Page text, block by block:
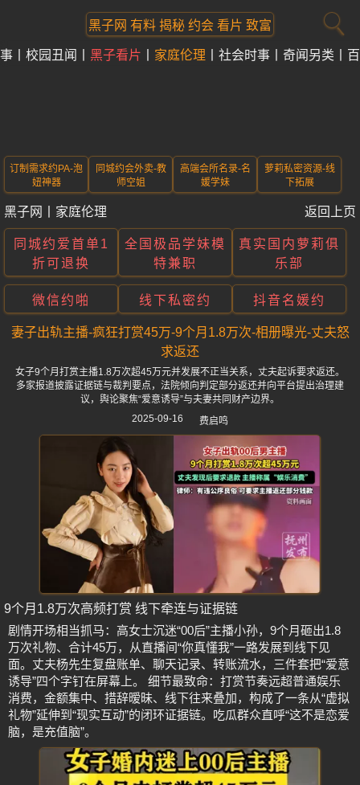
黑子网 有料 揭秘 约会 看片 致富
校园丑闻 黑子看片 家庭伦理 社会时事 奇闻另类
订制需求约PA-泡
妞神器
同城约会外卖-教
师空姐
高端会所名录-名
媛学妹
萝莉私密资源-线
下拓展
黑子网 家庭伦理 返回上页
同城约爱首单1
折可退换
全国极品学妹模
特兼职
真实国内萝莉俱
乐部
微信约啪 线下私密约 抖音名媛约
妻子出轨主播-疯狂打赏45万-9个月1.8万次-相册曝光-丈夫怒
求返还
女子9个月打赏主播1.8万次超45万元并发展不正当关系，丈夫起诉要求返还。
多家报道披露证据链与裁判要点，法院倾向判定部分返还并向平台提出治理建
议，舆论聚焦“爱意诱导”与夫妻共同财产边界。
2025-09-16
费启鸣
9个月1.8万次高频打赏 线下牵连与证据链
剧情开场相当抓马：高女士沉迷“00后”主播小孙，9个月砸出1.8
万次礼物、合计45万，从直播间“你真懂我”一路发展到线下见
面。丈夫杨先生复盘账单、聊天记录、转账流水，三件套把“爱意
诱导”四个字钉在屏幕上。 细节最致命：打赏节奏远超普通娱乐
消费，金额集中、措辞暧昧、线下往来叠加，构成了一条从“虚拟
礼物”延伸到“现实互动”的闭环证据链。吃瓜群众直呼“这不是恋爱
脑，是充值脑”。